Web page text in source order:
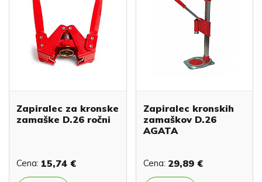
Zapiralec za kronske
zamaške D.26 ročni
Cena: 15,74 €
Zapiralec kronskih
zamaškov D.26
AGATA
Cena: 29,89 €